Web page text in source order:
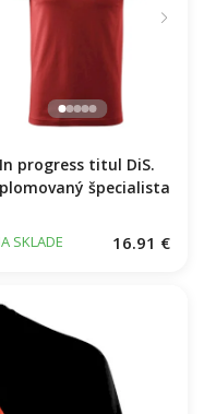
In progress titul DiS.
špecialista
SKLADE 16.91 €